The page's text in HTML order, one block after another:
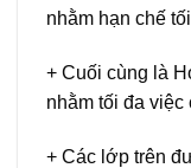
nhằm hạn chế
+ Cuối cùng là
nhằm tối đa việc
+ Các lớp trên